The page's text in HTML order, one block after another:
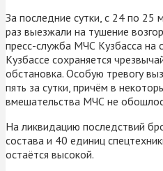
За последние сутки, с 24 по
раз выезжали на тушение
пресс-служба МЧС Кузбасса на
Кузбассе сохраняется
обстановка. Особую тревогу
пять за сутки, причём в
вмешательства МЧС не
На ликвидацию последствий
состава и 40 единиц
остаётся высокой.